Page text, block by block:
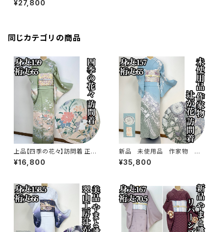
¥27,800
同じカテゴリの商品
上品【四季の花々】訪問着 正絹
袷 s779
¥16,800
新品 未使用品 作家物 絞り
染め【辻ヶ花 】訪問着 正絹 袷 s
778
¥35,800